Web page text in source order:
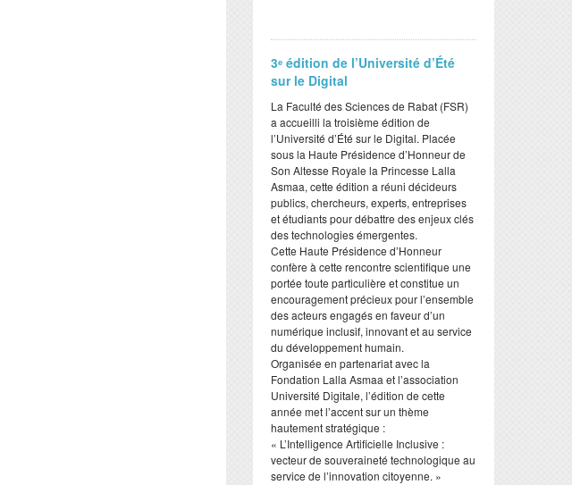
3ᵉ édition de l’Université d’Été
sur le Digital
​La Faculté des Sciences de Rabat (FSR)
a accueilli la troisième édition de
l’Université d’Été sur le Digital. Placée
sous la Haute Présidence d’Honneur de
Son Altesse Royale la Princesse Lalla
Asmaa, cette édition a réuni décideurs
publics, chercheurs, experts, entreprises
et étudiants pour débattre des enjeux clés
des technologies émergentes.
​Cette Haute Présidence d’Honneur
confère à cette rencontre scientifique une
portée toute particulière et constitue un
encouragement précieux pour l’ensemble
des acteurs engagés en faveur d’un
numérique inclusif, innovant et au service
du développement humain.
​Organisée en partenariat avec la
Fondation Lalla Asmaa et l’association
Université Digitale, l’édition de cette
année met l’accent sur un thème
hautement stratégique :
​« L’Intelligence Artificielle Inclusive :
vecteur de souveraineté technologique au
service de l’innovation citoyenne. »